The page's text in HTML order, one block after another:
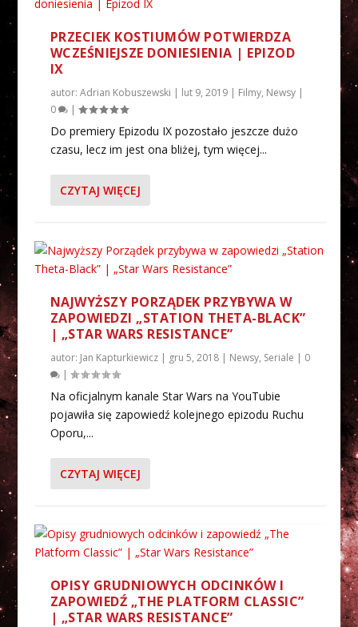
PRZECIEK KOSTIUMÓW POTWIERDZA
WCZEŚNIEJSZE DONIESIENIA | EPIZOD
IX
autor: Adrian Kobuszewski | lut 9, 2019| Filmy, Newsy|
0
|
Do premiery Epizodu IX pozostało jeszcze dużo
czasu, lecz im jest ona bliżej, tym więcej...
CZYTAJ WIĘCEJ
NAJWYŻSZY PORZĄDEK PRZYBYWA W
ZAPOWIEDZI „STATION THETA-BLACK”
| „STAR WARS RESISTANCE”
autor: Jan Kapturkiewicz| gru 5, 2018| Newsy, Seriale | 0
|
Na oficjalnym kanale Star Wars na YouTubie
pojawiła się zapowiedź kolejnego epizodu Ruchu
Oporu,...
CZYTAJ WIĘCEJ
OPISY GRUDNIOWYCH ODCINKÓW I
ZAPOWIEDŹ „THE PLATFORM CLASSIC”
| „STAR WARS RESISTANCE”